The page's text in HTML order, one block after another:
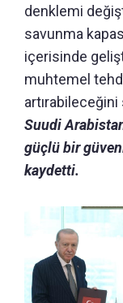
denklemi
savunma
içerisinde
muhtemel
Suudi
güçlü bir
kaydetti.